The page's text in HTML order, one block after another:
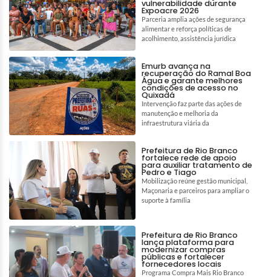
vulnerabilidade durante
Expoacre 2026
Parceria amplia ações de segurança
alimentar e reforça políticas de
acolhimento, assistência jurídica
Emurb avança na
recuperação do Ramal Boa
Água e garante melhores
condições de acesso no
Quixadá
Intervenção faz parte das ações de
manutenção e melhoria da
infraestrutura viária da
Prefeitura de Rio Branco
fortalece rede de apoio
para auxiliar tratamento de
Pedro e Tiago
Mobilização reúne gestão municipal,
Maçonaria e parceiros para ampliar o
suporte à família
Prefeitura de Rio Branco
lança plataforma para
modernizar compras
públicas e fortalecer
fornecedores locais
Programa Compra Mais Rio Branco